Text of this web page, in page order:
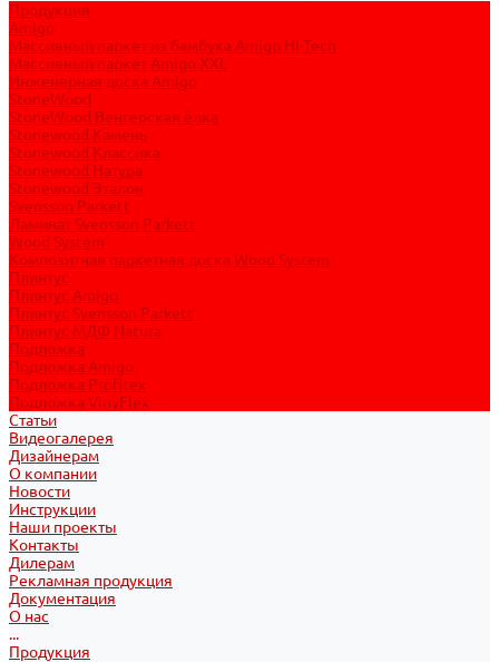
Продукция
Amigo
Массивный паркет из бамбука Amigo Hi-Tech
Массивный паркет Amigo XXL
Инженерная доска Amigo
StoneWood
StoneWood Венгерская ёлка
Stonewood Камень
Stonewood Классика
Stonewood Натура
Stonewood Эталон
Svensson Parkett
Ламинат Svensson Parkett
Wood System
Композитная паркетная доска Wood System
Плинтус
Плинтус Amigo
Плинтус Svensson Parkett
Плинтус МДФ Natura
Подложка
Подложка Amigo
Подложка Profitex
Подложка VinyFlex
Статьи
Видеогалерея
Дизайнерам
О компании
Новости
Инструкции
Наши проекты
Контакты
Дилерам
Рекламная продукция
Документация
О нас
...
Продукция